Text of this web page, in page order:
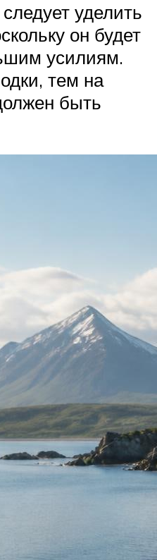
уделить
он будет
усилиям.
тем на
быть